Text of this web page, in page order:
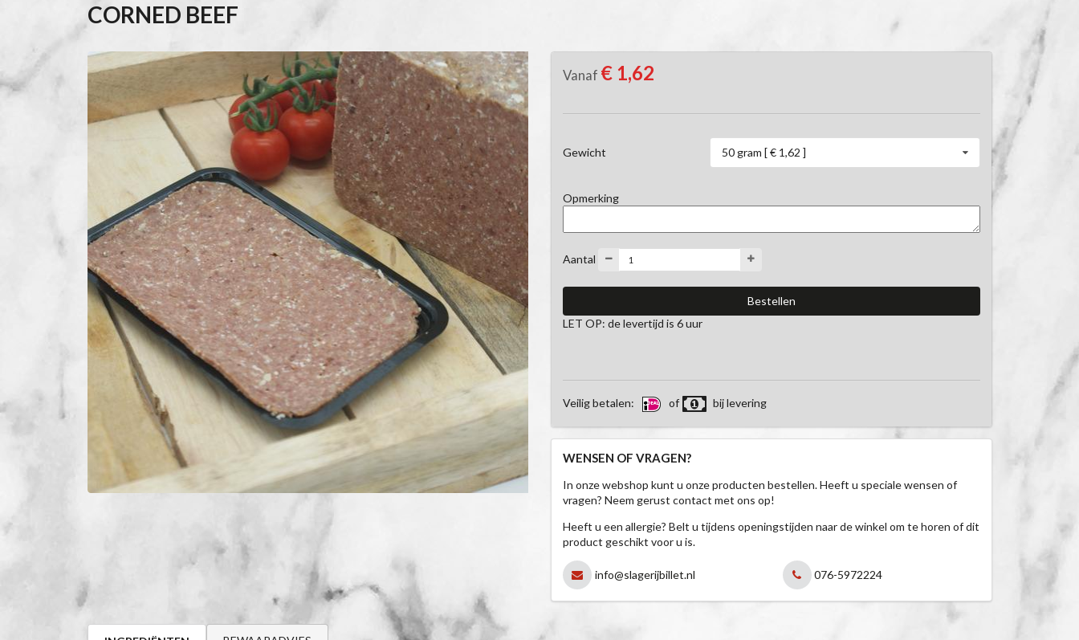
CORNED BEEF
Vanaf € 1,62
Gewicht 50 gram [ € 1,62 ]
Opmerking
Aantal
LET OP: de levertijd is 6 uur
Veilig betalen: of bij levering
WENSEN OF VRAGEN?
In onze webshop kunt u onze producten bestellen. Heeft u speciale wensen of
vragen? Neem gerust contact met ons op!
Heeft u een allergie? Belt u tijdens openingstijden naar de winkel om te horen of dit
product geschikt voor u is.
info@slagerijbillet.nl 076-5972224